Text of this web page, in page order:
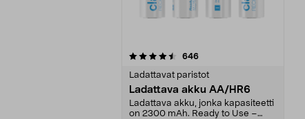
646arvostelut
Ladattavat paristot
Ladattava akku AA/HR6
Ladattava akku, jonka kapasiteetti
on 2300 mAh. Ready to Use –